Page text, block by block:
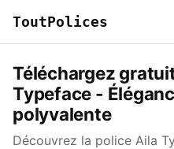
ToutPolices
Téléchargez
Typeface -
polyvalente
Découvrez la police Aila